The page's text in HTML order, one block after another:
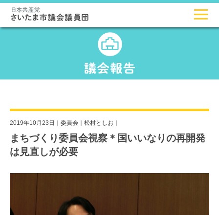
2019年10月23日｜ 委員会 松村としお
まちづくり委員会視察＊国いいなりの再開発
は見直しが必要